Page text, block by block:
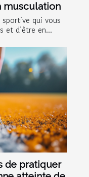
musculation
qui vous
et d’être en...
de pratiquer